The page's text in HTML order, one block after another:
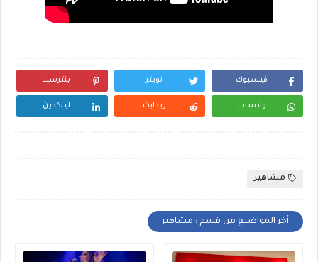
فيسبوك تويتر بنترست
واتساب ريدايت لينكدين
مشاهير
أخر المواضيع من قسم : مشاهير